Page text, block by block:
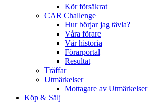
Kör försäkrat
CAR Challenge
Hur börjar jag tävla?
Våra förare
Vår historia
Förarportal
Resultat
Träffar
Utmärkelser
Mottagare av Utmärkelser
Köp & Sälj